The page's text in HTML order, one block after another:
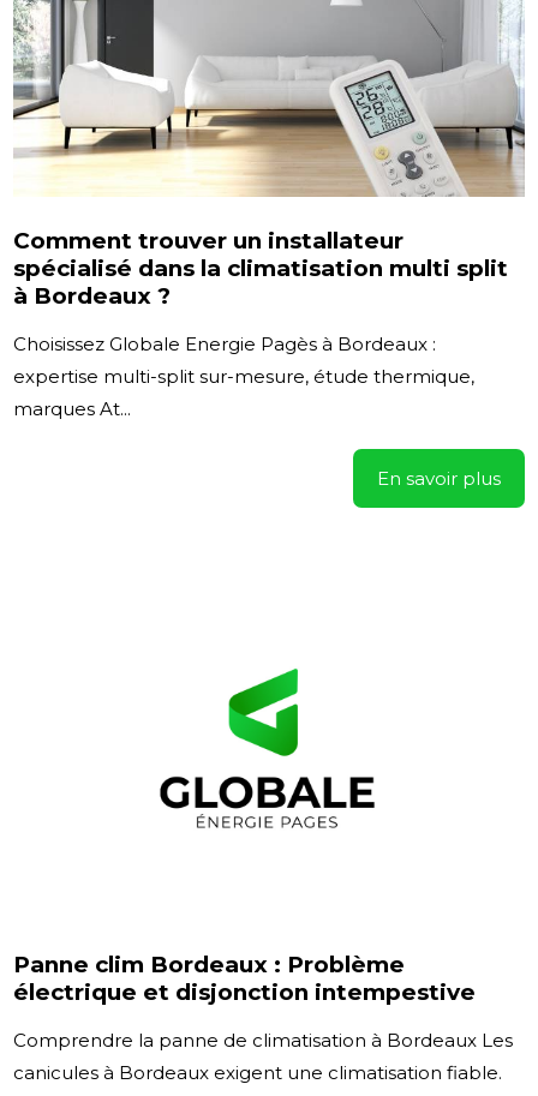
Comment trouver un installateur
spécialisé dans la climatisation multi split
à Bordeaux ?
Choisissez Globale Energie Pagès à Bordeaux :
expertise multi-split sur-mesure, étude thermique,
marques At...
En savoir plus
Panne clim Bordeaux : Problème
électrique et disjonction intempestive
Comprendre la panne de climatisation à Bordeaux Les
canicules à Bordeaux exigent une climatisation fiable.